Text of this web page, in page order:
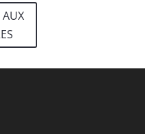
AUX